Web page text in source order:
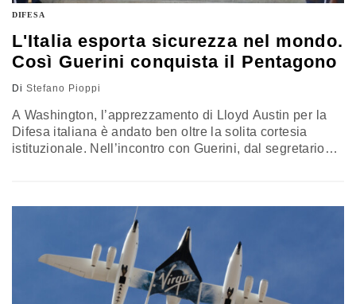
DIFESA
L'Italia esporta sicurezza nel mondo.
Così Guerini conquista il Pentagono
Di Stefano Pioppi
A Washington, l’apprezzamento di Lloyd Austin per la
Difesa italiana è andato ben oltre la solita cortesia
istituzionale. Nell’incontro con Guerini, dal segretario